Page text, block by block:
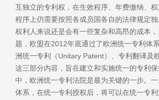
互独立的专利权，在生效程序、年费缴纳、
程序上仍需要按照各成员国各自的法律规定
权利人来说还是会有一些复杂和高昂的成本
题，欧盟在2012年底通过了欧洲统一专利体
洲统一专利（Unitary Patent）、专利翻译及
这三部分内容，旨在建立和实施统一的专利
中，欧洲统一专利法院是最为关键的一步。一
体系，在统一专利授权后，将可以在统一专